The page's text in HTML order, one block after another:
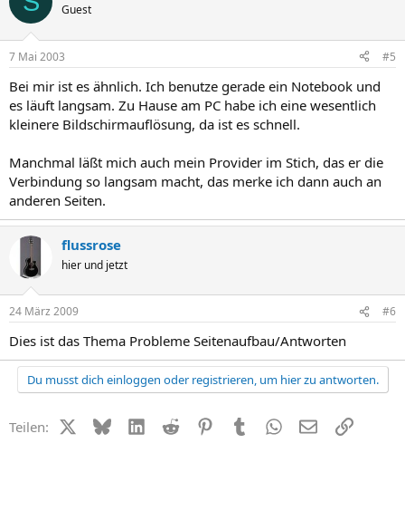
Guest
7 Mai 2003 #5
Bei mir ist es ähnlich. Ich benutze gerade ein Notebook und
es läuft langsam. Zu Hause am PC habe ich eine wesentlich
kleinere Bildschirmauflösung, da ist es schnell.
Manchmal läßt mich auch mein Provider im Stich, das er die
Verbindung so langsam macht, das merke ich dann auch an
anderen Seiten.
flussrose
hier und jetzt
24 März 2009 #6
Dies ist das Thema Probleme Seitenaufbau/Antworten
Du musst dich einloggen oder registrieren, um hier zu antworten.
Teilen: X (Twitter)
BlueskyLinkedIn
Reddit PinterestTumblr WhatsApp
E-MailLink